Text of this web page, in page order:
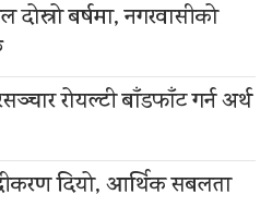
बर्षमा, नगरवासीको
रोयल्टी बाँडफाँट गर्न अर्थ
दियो, आर्थिक सबलता